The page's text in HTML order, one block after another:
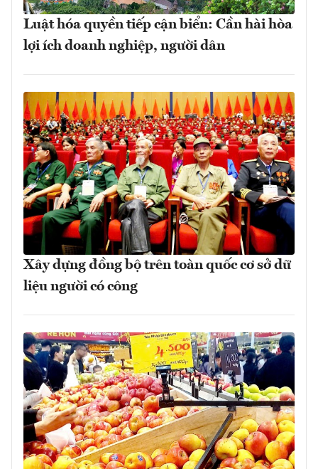
Luật hóa quyền tiếp cận biển: Cần hài hòa
lợi ích doanh nghiệp, người dân
Xây dựng đồng bộ trên toàn quốc cơ sở dữ
liệu người có công